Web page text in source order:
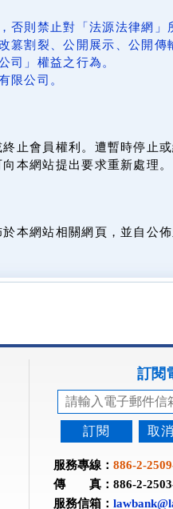
否則禁止對「法源法律網」
篡割裂、公開展示、公開傳
司」權益之行為。
限公司。
止會員權利。遭暫時停止或
本網站提出要求重新處理。
本網站相關網頁，並自公佈
訂閱
訂閱 取
服務專線： 886-2-
傳 真：886-2-
服務信箱：